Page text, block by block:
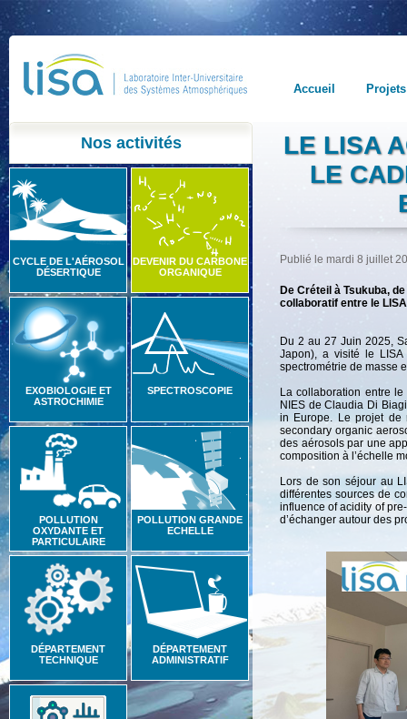
Accueil Projets
Nos activités
CYCLE DE L'AÉROSOL
DÉSERTIQUE
DEVENIR DU CARBONE
ORGANIQUE
EXOBIOLOGIE ET
ASTROCHIMIE
SPECTROSCOPIE
POLLUTION
OXYDANTE ET
PARTICULAIRE
POLLUTION GRANDE
ECHELLE
DÉPARTEMENT
TECHNIQUE
DÉPARTEMENT
ADMINISTRATIF
LE LISA
LE
Publié le mardi 8 juillet
De Créteil à Tsukuba,
collaboratif entre le
Du 2 au 27 Juin 2025,
Japon), a visité le LISA
spectrométrie de masse
La collaboration entre
NIES de Claudia Di
in Europe. Le projet de
secondary organic
des aérosols par une
composition à l’échelle
Lors de son séjour au
différentes sources de
influence of acidity of
d’échanger autour des